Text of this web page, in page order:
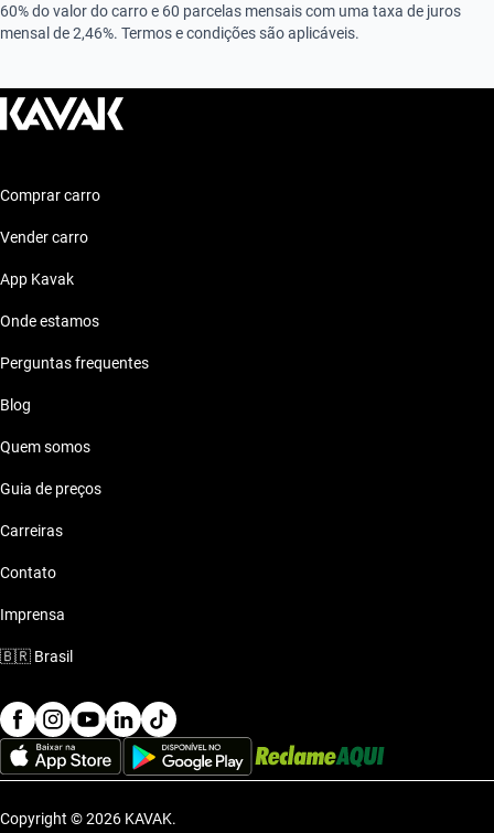
60% do valor do carro e 60 parcelas mensais com uma taxa de juros
mensal de 2,46%. Termos e condições são aplicáveis.
Comprar carro
Vender carro
App Kavak
Onde estamos
Perguntas frequentes
Blog
Quem somos
Guia de preços
Carreiras
Contato
Imprensa
🇧🇷 Brasil
Copyright © 2026 KAVAK.